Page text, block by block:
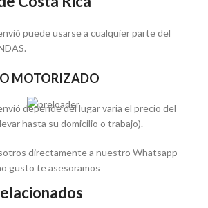
puede usarse a cualquier parte del
MOTORIZADO
depende del lugar varia el precio del
hasta su domicilio o trabajo).
directamente a nuestro Whatsapp
gusto te asesoramos